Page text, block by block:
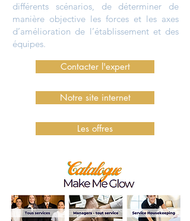
différents scénarios, de déterminer de
manière objective les forces et les axes
d’amélioration de l’établissement et des
équipes.
Contacter l'expert
Notre site internet
Les offres